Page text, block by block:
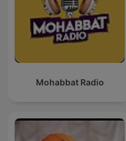
Mohabbat Radio